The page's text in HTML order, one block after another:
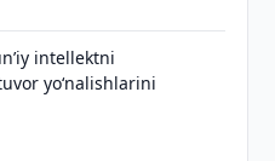
intellektni
yoʻnalishlarini